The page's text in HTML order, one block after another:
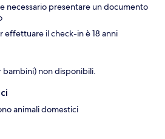
necessario presentare un documento
effettuare il check-in è 18 anni
bambini) non disponibili.
animali domestici